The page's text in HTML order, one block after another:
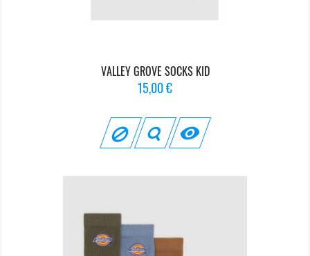
VALLEY GROVE SOCKS KID
Prix
15,00 €
